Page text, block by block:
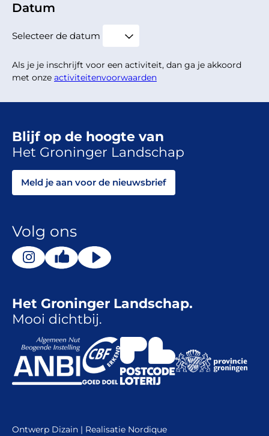
Datum
Selecteer de datum
Als je je inschrijft voor een activiteit, dan ga je akkoord
met onze activiteitenvoorwaarden
Het Groninger Landschap.
Mooi dichtbij.
Blijf op de hoogte van
Het Groninger Landschap
Meld je aan voor de nieuwsbrief
Volg ons
Ontwerp Dizain | Realisatie Nordique